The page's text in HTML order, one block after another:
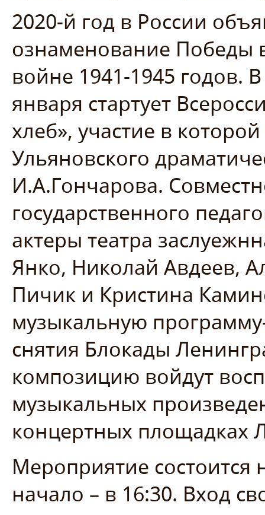
2020-й год в России
ознаменование Победы
войне 1941-1945 годов.
января стартует
хлеб», участие в
Ульяновского
И.А.Гончарова.
государственного
актеры театра
Янко, Николай Авдеев,
Пичик и Кристина
музыкальную
снятия Блокады
композицию войдут
музыкальных
концертных площадках
Мероприятие состоится
начало – в 16:30. Вход